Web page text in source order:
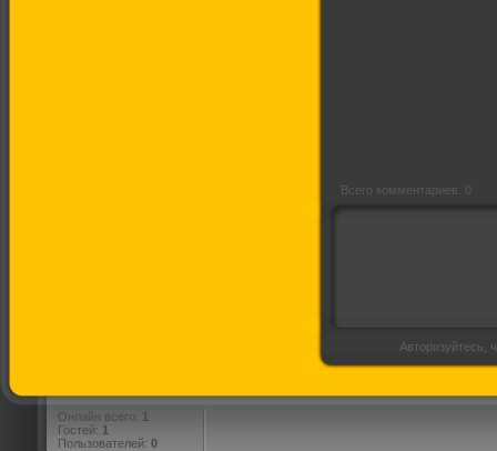
Всего комментариев: 0
Авторизуйтесь,
Онлайн всего: 1
Гостей: 1
Пользователей: 0